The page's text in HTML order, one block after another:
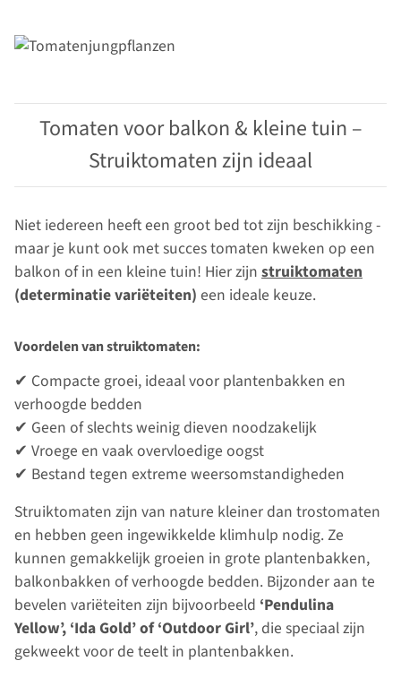
Tomaten voor balkon & kleine tuin –
Struiktomaten zijn ideaal
Niet iedereen heeft een groot bed tot zijn beschikking -
maar je kunt ook met succes tomaten kweken op een
balkon of in een kleine tuin! Hier zijn struiktomaten
(determinatie variëteiten) een ideale keuze.
Voordelen van struiktomaten:
✔ Compacte groei, ideaal voor plantenbakken en
verhoogde bedden
✔ Geen of slechts weinig dieven noodzakelijk
✔ Vroege en vaak overvloedige oogst
✔ Bestand tegen extreme weersomstandigheden
Struiktomaten zijn van nature kleiner dan trostomaten
en hebben geen ingewikkelde klimhulp nodig. Ze
kunnen gemakkelijk groeien in grote plantenbakken,
balkonbakken of verhoogde bedden. Bijzonder aan te
bevelen variëteiten zijn bijvoorbeeld ‘Pendulina
Yellow’, ‘Ida Gold’ of ‘Outdoor Girl’, die speciaal zijn
gekweekt voor de teelt in plantenbakken.